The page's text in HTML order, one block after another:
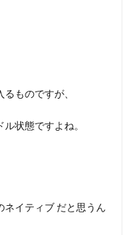
ものですが、
状態ですよね。
イティブ だと思うん